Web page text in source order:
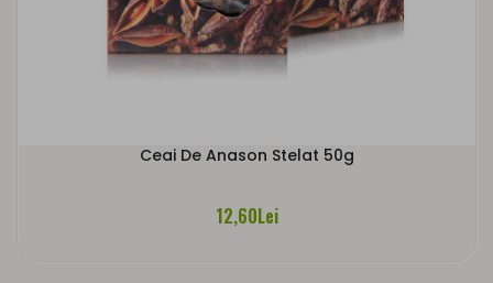
Ceai De Anason Stelat 50g
12,60Lei